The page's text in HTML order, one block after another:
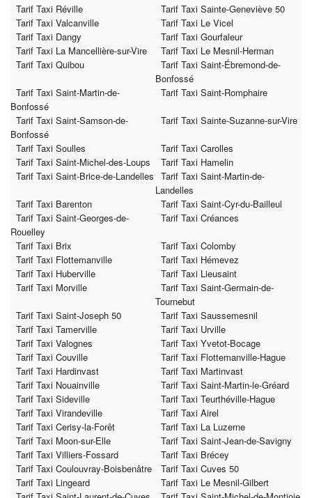
Tarif Taxi Réville
Tarif Taxi Sainte-Geneviève 50
Tarif Taxi Valcanville
Tarif Taxi Le Vicel
Tarif Taxi Dangy
Tarif Taxi Gourfaleur
Tarif Taxi La Mancellière-sur-Vire
Tarif Taxi Le Mesnil-Herman
Tarif Taxi Quibou
Tarif Taxi Saint-Ébremond-de-
Bonfossé
Tarif Taxi Saint-Martin-de-
Bonfossé
Tarif Taxi Saint-Romphaire
Tarif Taxi Saint-Samson-de-
Bonfossé
Tarif Taxi Sainte-Suzanne-sur-Vire
Tarif Taxi Soulles
Tarif Taxi Carolles
Tarif Taxi Saint-Michel-des-Loups
Tarif Taxi Hamelin
Tarif Taxi Saint-Brice-de-Landelles Tarif Taxi Saint-Martin-de-
Landelles
Tarif Taxi Barenton
Tarif Taxi Saint-Cyr-du-Bailleul
Tarif Taxi Saint-Georges-de-
Rouelley
Tarif Taxi Créances
Tarif Taxi Brix
Tarif Taxi Colomby
Tarif Taxi Flottemanville
Tarif Taxi Hémevez
Tarif Taxi Huberville
Tarif Taxi Lieusaint
Tarif Taxi Morville
Tarif Taxi Saint-Germain-de-
Tournebut
Tarif Taxi Saint-Joseph 50
Tarif Taxi Saussemesnil
Tarif Taxi Tamerville
Tarif Taxi Urville
Tarif Taxi Valognes
Tarif Taxi Yvetot-Bocage
Tarif Taxi Couville
Tarif Taxi Flottemanville-Hague
Tarif Taxi Hardinvast
Tarif Taxi Martinvast
Tarif Taxi Nouainville
Tarif Taxi Saint-Martin-le-Gréard
Tarif Taxi Sideville
Tarif Taxi Teurthéville-Hague
Tarif Taxi Virandeville
Tarif Taxi Airel
Tarif Taxi Cerisy-la-Forêt
Tarif Taxi La Luzerne
Tarif Taxi Moon-sur-Elle
Tarif Taxi Saint-Jean-de-Savigny
Tarif Taxi Villiers-Fossard
Tarif Taxi Brécey
Tarif Taxi Coulouvray-Boisbenâtre
Tarif Taxi Cuves 50
Tarif Taxi Lingeard
Tarif Taxi Le Mesnil-Gilbert